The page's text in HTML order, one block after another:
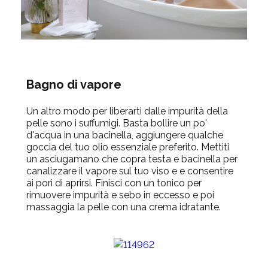
Bagno di vapore
Un altro modo per liberarti dalle impurità della
pelle sono i suffumigi. Basta bollire un po'
d'acqua in una bacinella, aggiungere qualche
goccia del tuo olio essenziale preferito. Mettiti
un asciugamano che copra testa e bacinella per
canalizzare il vapore sul tuo viso e e consentire
ai pori di aprirsi. Finisci con un tonico per
rimuovere impurità e sebo in eccesso e poi
massaggia la pelle con una crema idratante.